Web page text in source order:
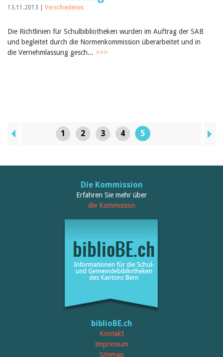
13.11.2013 | Verschiedenes
Die Richtlinien für Schulbibliotheken wurden im Auftrag der SAB
und begleitet durch die Normenkommission überarbeitet und in
die Vernehmlassung gesch... >>>
1 2 3 4 5
Die Kommission
Erfahren Sie mehr über
die Kommission
biblioBE.ch
Kontakt
Impressum
Sitemap